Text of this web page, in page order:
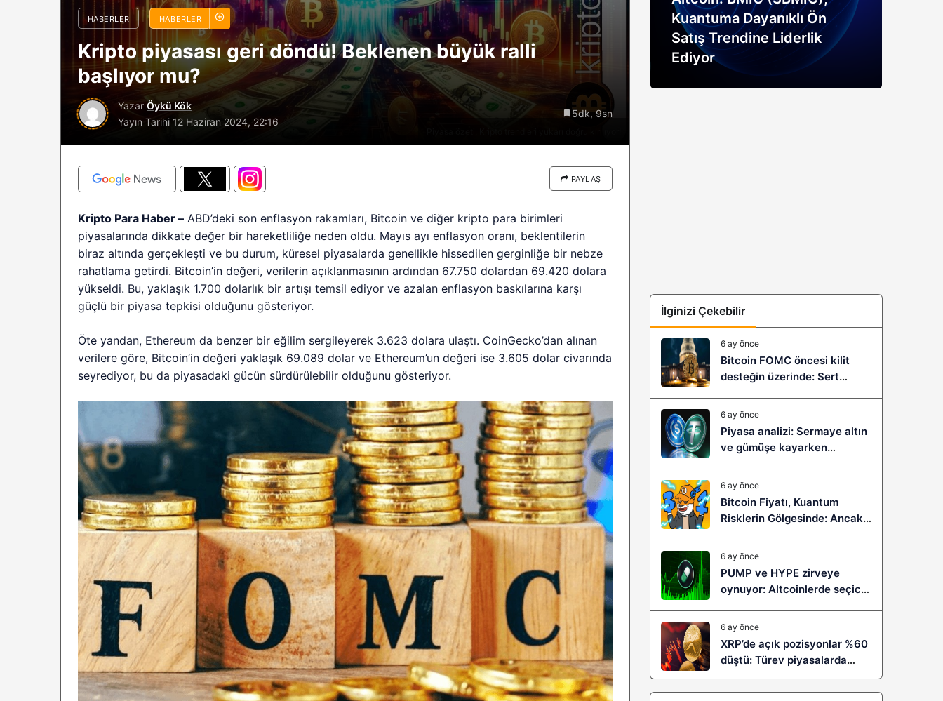
HABERLER HABERLER
Kripto piyasası geri döndü! Beklenen büyük ralli
başlıyor mu?
Yazar Öykü Kök
Yayın Tarihi 12 Haziran 2024, 22:16
5dk, 9sn
PAYLAŞ
Kripto Para Haber – ABD’deki son enflasyon rakamları, Bitcoin ve diğer kripto para birimleri
piyasalarında dikkate değer bir hareketliliğe neden oldu. Mayıs ayı enflasyon oranı, beklentilerin
biraz altında gerçekleşti ve bu durum, küresel piyasalarda genellikle hissedilen gerginliğe bir nebze
rahatlama getirdi. Bitcoin’in değeri, verilerin açıklanmasının ardından 67.750 dolardan 69.420 dolara
yükseldi. Bu, yaklaşık 1.700 dolarlık bir artışı temsil ediyor ve azalan enflasyon baskılarına karşı
güçlü bir piyasa tepkisi olduğunu gösteriyor.
Öte yandan, Ethereum da benzer bir eğilim sergileyerek 3.623 dolara ulaştı. CoinGecko’dan alınan
verilere göre, Bitcoin’in değeri yaklaşık 69.089 dolar ve Ethereum’un değeri ise 3.605 dolar civarında
seyrediyor, bu da piyasadaki gücün sürdürülebilir olduğunu gösteriyor.
sürüyor: Analistlere göre
2026 BTC çöküşü neden
sınırlı kalabilir?
Riski: Uzun Vadeli HYPER
Boğaları 31,1 Milyon Dolarlık
Birikim Yapıyor
Kuantuma Dayanıklı Ön
Satış Trendine Liderlik
Ediyor
İlginizi Çekebilir
6 ay önce
Bitcoin FOMC öncesi kilit
desteğin üzerinde: Sert
geliyor?
6 ay önce
Piyasa analizi: Sermaye altın
ve gümüşe kayarken
6 ay önce
Bitcoin Fiyatı, Kuantum
Risklerin Gölgesinde: Ancak
Sıçramaya Yaşayabilir!
6 ay önce
PUMP ve HYPE zirveye
oynuyor: Altcoinlerde seçici
6 ay önce
XRP’de açık pozisyonlar %60
düştü: Türev piyasalarda
kaldıraç temizliği yeni bir
trendin habercisi mi?